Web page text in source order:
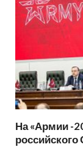
На «Армии -